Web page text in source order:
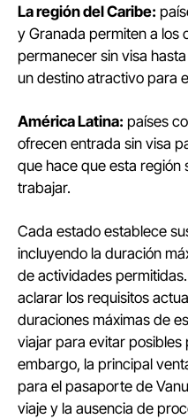
La región del Caribe:
y Granada permiten a los
permanecer sin visa
un destino atractivo para
América Latina: países
ofrecen entrada sin visa
que hace que esta región
trabajar.
Cada estado establece
incluyendo la duración
de actividades
aclarar los requisitos
duraciones máximas de
viajar para evitar posibles
embargo, la principal
para el pasaporte de
viaje y la ausencia de